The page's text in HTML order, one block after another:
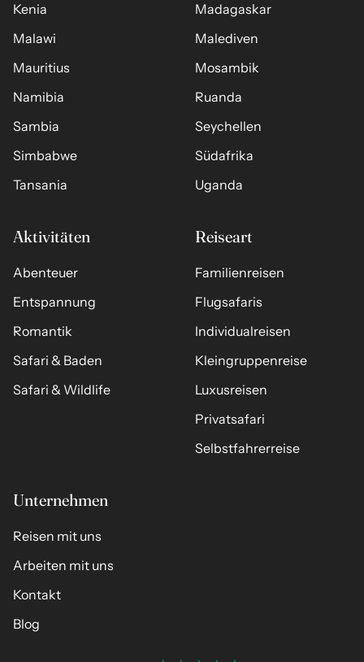
Kenia
Madagaskar
Malawi
Malediven
Mauritius
Mosambik
Namibia
Ruanda
Sambia
Seychellen
Simbabwe
Südafrika
Tansania
Uganda
Aktivitäten
Abenteuer
Entspannung
Romantik
Safari & Baden
Safari & Wildlife
Reiseart
Familienreisen
Flugsafaris
Individualreisen
Kleingruppenreise
Luxusreisen
Privatsafari
Selbstfahrerreise
Unternehmen
Reisen mit uns
Arbeiten mit uns
Kontakt
Blog